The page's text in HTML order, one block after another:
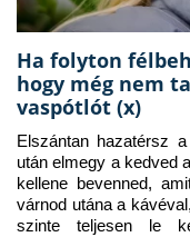
Ha folyton
hogy még nem
vaspótlót (x)
Elszántan hazatérsz
után elmegy a kedved
kellene bevenned,
várnod utána a
szinte teljesen le